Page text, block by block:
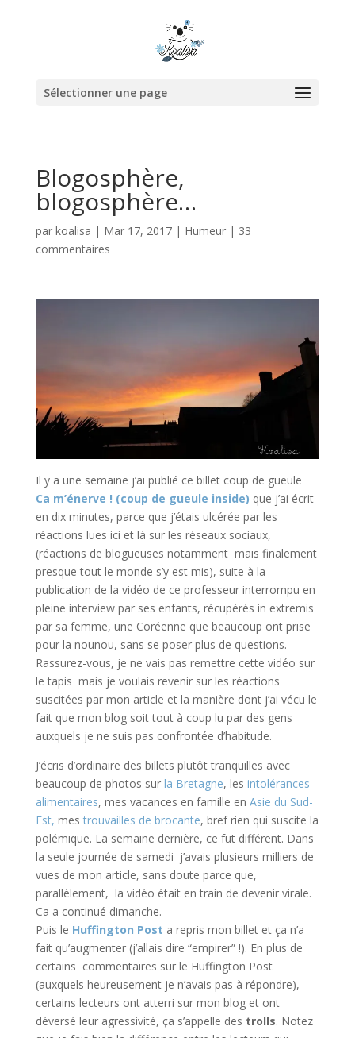
Sélectionner une page
Blogosphère,
blogosphère…
par koalisa | Mar 17, 2017| Humeur| 33
commentaires
Il y a une semaine j’ai publié ce billet coup de gueule
Ca m’énerve ! (coup de gueule inside) que j’ai écrit
en dix minutes, parce que j’étais ulcérée par les
réactions lues ici et là sur les réseaux sociaux,
(réactions de blogueuses notamment mais finalement
presque tout le monde s’y est mis), suite à la
publication de la vidéo de ce professeur interrompu en
pleine interview par ses enfants, récupérés in extremis
par sa femme, une Coréenne que beaucoup ont prise
pour la nounou, sans se poser plus de questions.
Rassurez-vous, je ne vais pas remettre cette vidéo sur
le tapis mais je voulais revenir sur les réactions
suscitées par mon article et la manière dont j’ai vécu le
fait que mon blog soit tout à coup lu par des gens
auxquels je ne suis pas confrontée d’habitude.
J’écris d’ordinaire des billets plutôt tranquilles avec
beaucoup de photos sur la Bretagne, les intolérances
alimentaires, mes vacances en famille en Asie du Sud-
Est, mes trouvailles de brocante, bref rien qui suscite la
polémique. La semaine dernière, ce fut différent. Dans
la seule journée de samedi j’avais plusieurs milliers de
vues de mon article, sans doute parce que,
parallèlement, la vidéo était en train de devenir virale.
Ca a continué dimanche.
Puis le Huffington Post a repris mon billet et ça n’a
fait qu’augmenter (j’allais dire “empirer” !). En plus de
certains commentaires sur le Huffington Post
(auxquels heureusement je n’avais pas à répondre),
certains lecteurs ont atterri sur mon blog et ont
déversé leur agressivité, ça s’appelle des trolls. Notez